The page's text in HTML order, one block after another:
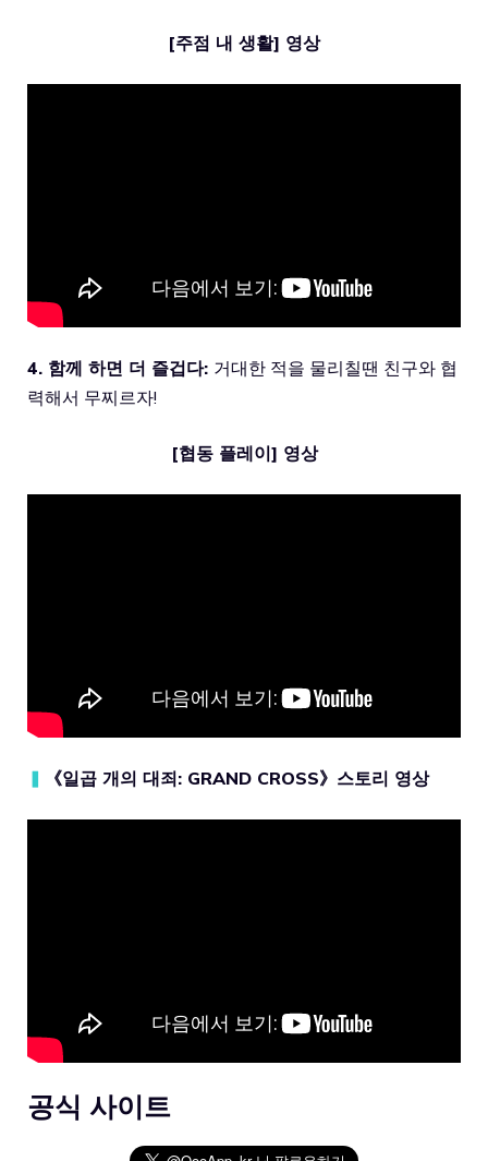
[주점 내 생활] 영상
4. 함께 하면 더 즐겁다: 거대한 적을 물리칠땐 친구와 협
력해서 무찌르자!
[협동 플레이] 영상
▍ 《일곱 개의 대죄: GRAND CROSS》스토리 영상
공식 사이트